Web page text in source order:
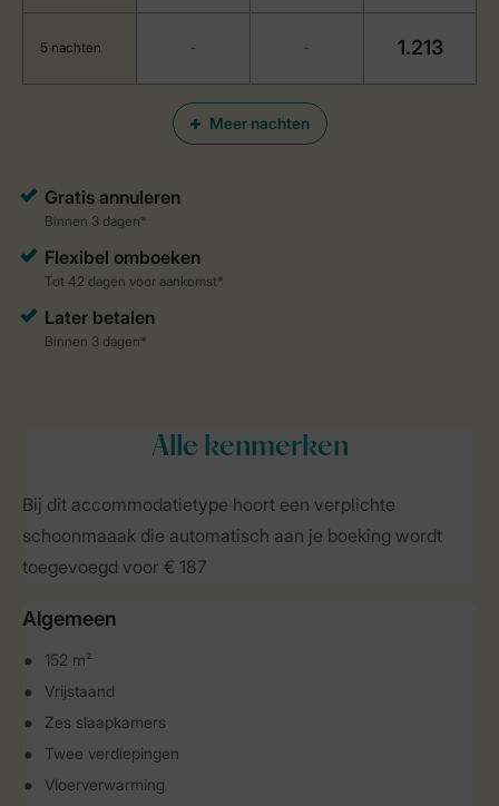
Meer nachten
5 nachten - - 1.213
Alle kenmerken
Bij dit accommodatietype hoort een verplichte
schoonmaaak die automatisch aan je boeking wordt
toegevoegd voor € 187
Algemeen
152 m²
Vrijstaand
Zes slaapkamers
Twee verdiepingen
Vloerverwarming